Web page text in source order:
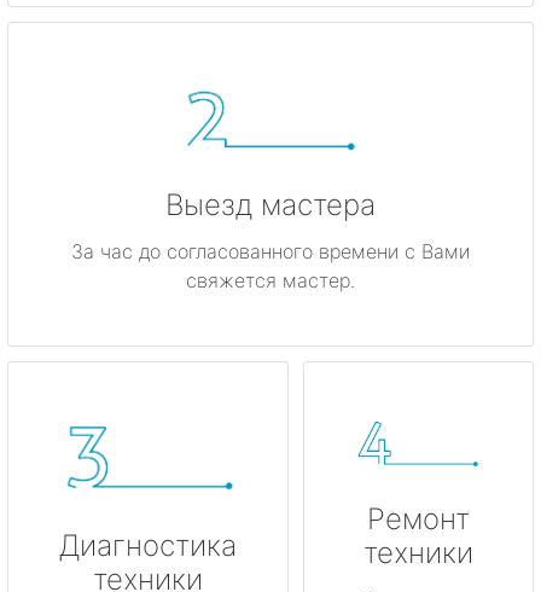
Выезд мастера
За час до согласованного времени с Вами
свяжется мастер.
Диагностика
техники
Ремонт
техники